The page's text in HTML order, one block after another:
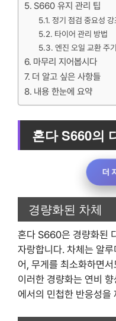
S660 유지 관리 팁
정기 점검 중요성 강
타이어 관리 방법
엔진 오일 교환 주기
마무리 지어봅시다
더 알고 싶은 사항들
내용 한눈에 요약
혼다 S660의
더
경량화된 차체
혼다 S660은 경량화된
자랑합니다. 차체는 알
어, 무게를 최소화하면
이러한 경량화는 연비
에서의 민첩한 반응성을